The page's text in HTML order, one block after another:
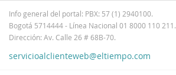
Info general del portal: PBX: 57 (1) 2940100.
Bogotá 5714444 - Línea Nacional 01 8000 110 211.
Dirección: Av. Calle 26 # 68B-70.
servicioalclienteweb@eltiempo.com